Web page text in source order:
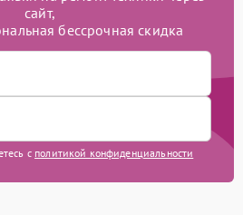
сайт,
бессрочная скидка
с политикой конфиденциальности